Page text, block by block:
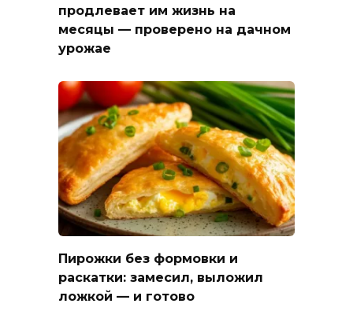
продлевает им жизнь на
месяцы — проверено на дачном
урожае
Пирожки без формовки и
раскатки: замесил, выложил
ложкой — и готово